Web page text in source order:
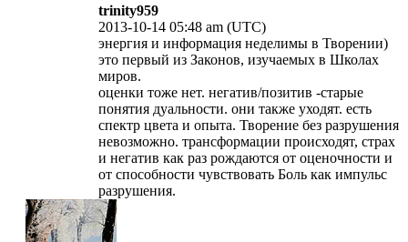
trinity959
2013-10-14 05:48 am (UTC)
энергия и информация неделимы в Творении)
это первый из Законов, изучаемых в Школах
миров.
оценки тоже нет. негатив/позитив -старые
понятия дуальности. они также уходят. есть
спектр цвета и опыта. Творение без разрушения
невозможно. трансформации происходят, страх
и негатив как раз рождаются от оценочности и
от способности чувствовать Боль как импульс
разрушения.